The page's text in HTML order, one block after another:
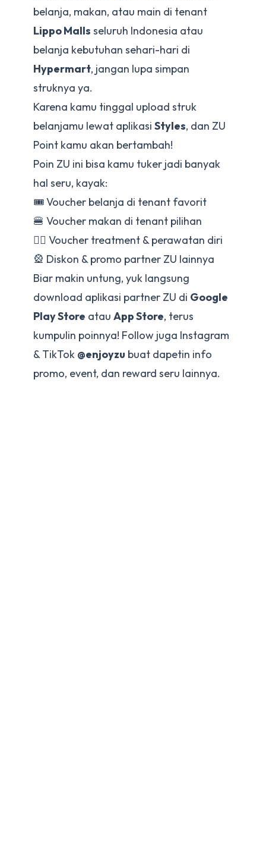
belanja, makan, atau main di tenant
Lippo Malls seluruh Indonesia atau
belanja kebutuhan sehari-hari di
Hypermart, jangan lupa simpan
struknya ya.
Karena kamu tinggal upload struk
belanjamu lewat aplikasi Styles, dan ZU
Point kamu akan bertambah!
Poin ZU ini bisa kamu tuker jadi banyak
hal seru, kayak:
🎟 Voucher belanja di tenant favorit
🍔 Voucher makan di tenant pilihan
💆‍♀️ Voucher treatment & perawatan diri
🎡 Diskon & promo partner ZU lainnya
Biar makin untung, yuk langsung
download aplikasi partner ZU di Google
Play Store atau App Store, terus
kumpulin poinnya! Follow juga Instagram
& TikTok @enjoyzu buat dapetin info
promo, event, dan reward seru lainnya.